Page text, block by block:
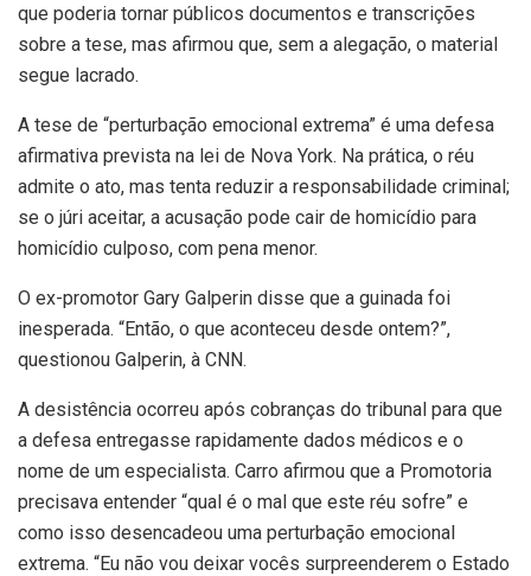
que poderia tornar públicos documentos e transcrições
sobre a tese, mas afirmou que, sem a alegação, o material
segue lacrado.
A tese de “perturbação emocional extrema” é uma defesa
afirmativa prevista na lei de Nova York. Na prática, o réu
admite o ato, mas tenta reduzir a responsabilidade criminal;
se o júri aceitar, a acusação pode cair de homicídio para
homicídio culposo, com pena menor.
O ex-promotor Gary Galperin disse que a guinada foi
inesperada. “Então, o que aconteceu desde ontem?”,
questionou Galperin, à CNN.
A desistência ocorreu após cobranças do tribunal para que
a defesa entregasse rapidamente dados médicos e o
nome de um especialista. Carro afirmou que a Promotoria
precisava entender “qual é o mal que este réu sofre” e
como isso desencadeou uma perturbação emocional
extrema. “Eu não vou deixar vocês surpreenderem o Estado